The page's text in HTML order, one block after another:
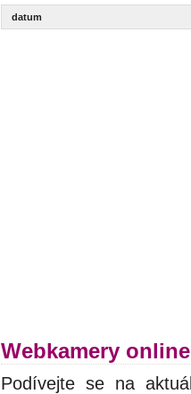
datum
Webkamery
Podívejte se na